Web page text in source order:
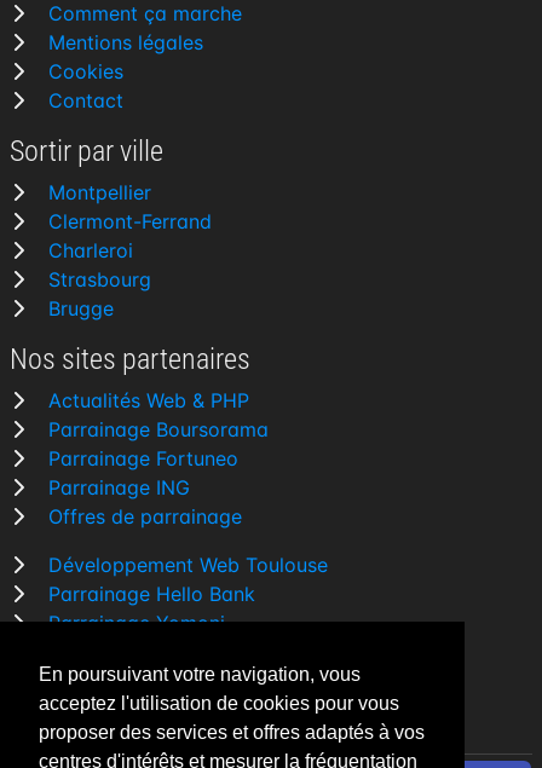
En poursuivant votre navigation, vous
acceptez l'utilisation de cookies pour vous
proposer des services et offres adaptés à vos
centres d'intérêts et mesurer la fréquentation
Comment ça marche
Mentions légales
Cookies
Contact
Sortir par ville
Montpellier
Clermont-Ferrand
Charleroi
Strasbourg
Brugge
Nos sites partenaires
Actualités Web & PHP
Parrainage Boursorama
Parrainage Fortuneo
Parrainage ING
Offres de parrainage
Développement Web Toulouse
Parrainage Hello Bank
Parrainage Yomoni
Comparatif banque